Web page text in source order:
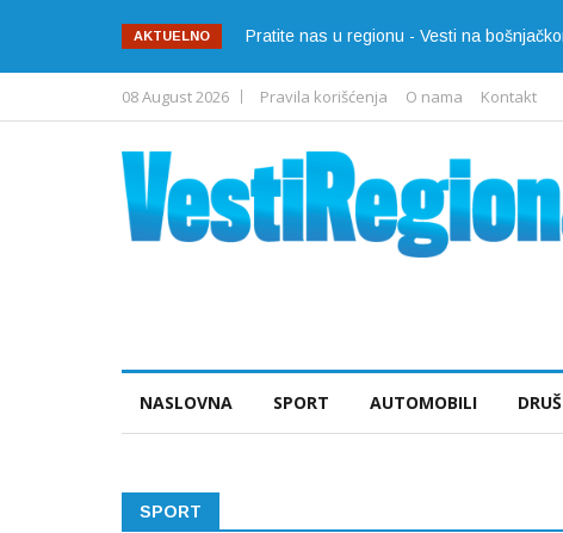
AKTUELNO Pratite nas u regionu - Vesti na
08 August 2026 Pravila korišćenja O nama Kontakt
NASLOVNA SPORT AUTOMOBILI
SPORT